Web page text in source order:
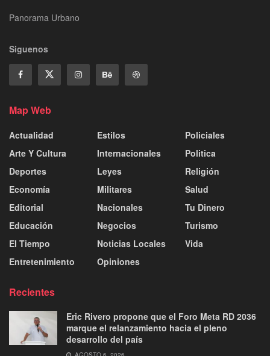
Panorama Urbano
Siguenos
Map Web
Actualidad
Arte Y Cultura
Deportes
Economía
Editorial
Educación
El Tiempo
Entretenimiento
Estilos
Internacionales
Leyes
Militares
Nacionales
Negocios
Noticias Locales
Opiniones
Policiales
Politica
Religión
Salud
Tu Dinero
Turismo
Vida
Recientes
Eric Rivero propone que el Foro Meta RD 2036
marque el relanzamiento hacia el pleno
desarrollo del país